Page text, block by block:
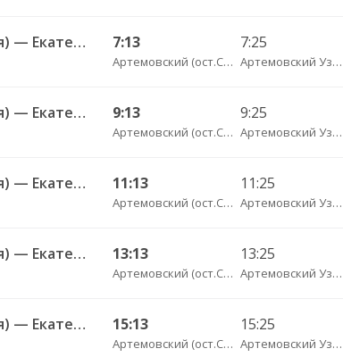
Буланаш п.(Театральная) — Екатеринбург АВ Северный 523 7:13
Артемовский (ост.Советская)
7:25
Артемовский Узел Связи
Буланаш п.(Театральная) — Екатеринбург АВ Северный 523 9:13
Артемовский (ост.Советская)
9:25
Артемовский Узел Связи
Буланаш п.(Театральная) — Екатеринбург АВ Северный 523 11:13
Артемовский (ост.Советская)
11:25
Артемовский Узел Связи
Буланаш п.(Театральная) — Екатеринбург АВ Северный 523 13:13
Артемовский (ост.Советская)
13:25
Артемовский Узел Связи
Буланаш п.(Театральная) — Екатеринбург АВ Северный 523 15:13
Артемовский (ост.Советская)
15:25
Артемовский Узел Связи